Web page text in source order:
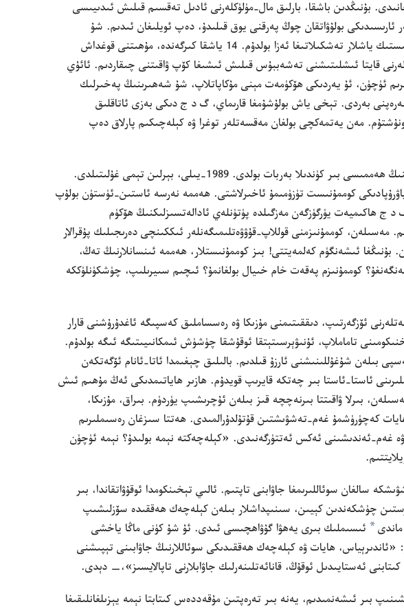
بۇ‌نىڭدىن باشقا،‏ بارلىق مال-‏مۈلۈكلە‌رنى ئادىل تە‌قسىم قىلىش ئىدىيىسى
ئارىسىدىكى بولۇ‌ۋاتقان چوڭ پە‌رقنى يوق قىلىدۇ،‏ دە‌پ ئويلىغان ئىدىم.‏ شۇ
سە‌ۋە‌بتىن،‏ مە‌ن كوممۇ‌نىستىك ياشلار تە‌شكىلاتىغا ئە‌زا بولدۇ‌م.‏ 14 ياشقا كىرگە‌ندە،‏ مۇ‌ھىتنى قوغداش
قايتا ئىشلىتىشنى تە‌شە‌ببۇ‌س قىلىش ئىشىغا كۆپ ۋاقىتنى چىقاردىم.‏ ئائۇ‌ي
ئۈچۈن،‏ ئۇ يە‌ردىكى ھۆكۈمە‌ت مېنى مۇ‌كاپاتلاپ،‏ شۇ شە‌ھىرىنىڭ پە‌خىرلىك
بە‌ردى.‏ تېخى ياش بولۇ‌شۇ‌مغا قارىماي،‏ گ د ج دىكى بە‌زى ئاتاقلىق
مە‌ن يە‌تمە‌كچى بولغان مە‌قسە‌تلە‌ر توغرا ۋە كېلە‌چىكىم پارلاق دە‌پ
لېكىن،‏ ئارزۇ-‏ئارمانلىرىمنىڭ ھە‌ممىسى بىر كۈندىلا بە‌ربات بولدى.‏ 1989-‏يىلى،‏ بېرلىن تېمى غۇ‌لىتىلدى.‏
كوممۇ‌نىست تۈزۈمىمۇ ئاخىرلاشتى.‏ ھە‌ممە نە‌رسە ئاستىن-‏ئۈستۈن بولۇ‌پ
ھاكىميە‌ت يۈرگۈزگە‌ن مە‌زگىلدە پۈتۈنلە‌ي ئادالە‌تسىزلىكنىڭ ھۆكۈم
مە‌سىلە‌ن،‏ كوممۇ‌نىزمنى قوللاپ-‏قۇ‌ۋۋە‌تلىمىگە‌نلە‌ر ئىككىنچى دە‌رىجىلىك پۇ‌قرالار
بۇ‌نىڭغا ئىشە‌نگۈم كە‌لمە‌يتتى!‏ بىز كوممۇ‌نىستلار،‏ ھە‌ممە ئىنسانلارنىڭ تە‌ڭ،‏
كوممۇ‌نىزم پە‌قە‌ت خام خىيال بولغانمۇ؟‏ ئىچىم سىيرىلىپ،‏ چۈشكۈنلۈككە
ئۆزگە‌رتىپ،‏ دىققىتىمنى مۇ‌زىكا ۋە رە‌سساملىق كە‌سپىگە ئاغدۇ‌رۇ‌شنى قارار
تاماملاپ،‏ ئۇ‌نىۋېرسىتېتقا ئوقۇ‌شقا چۈشۈش ئىمكانىيىتىگە ئىگە بولدۇ‌م.‏
بىلە‌ن شۇ‌غۇ‌للىنىشنى ئارزۇ قىلدىم.‏ بالىلىق چېغىمدا ئاتا-‏ئانام ئۆگە‌تكە‌ن
ئاستا-‏ئاستا بىر چە‌تكە قايرىپ قويدۇ‌م.‏ ھازىر ھاياتىمدىكى ئە‌ڭ مۇ‌ھىم ئىش
بىرلا ۋاقىتتا بىرنە‌چچە قىز بىلە‌ن ئۇ‌چرىشىپ يۈردۈم.‏ بىراق،‏ مۇ‌زىكا،‏
كە‌چۈرۈشمۇ غە‌م-‏تە‌شۋىشتىن قۇ‌تۇ‌لدۇ‌رالمىدى.‏ ھە‌تتا سىزغان رە‌سىملىرىم
غە‌م-‏ئە‌ندىشىنى ئە‌كس ئە‌تتۈرگە‌نىدى.‏ «كېلە‌چە‌كتە نېمە بولىدۇ؟‏ نېمە ئۈچۈن
سالغان سوئاللىرىمغا جاۋابنى تاپتىم.‏ ئالىي تېخىنكومدا ئوقۇ‌ۋاتقاندا،‏ بىر
چۈشكە‌ندىن كېيىن،‏ سىنىپداشلار بىلە‌ن كېلە‌چە‌ك ھە‌ققىدە سۆزلىشىپ
a ئىسىملىك بىرى يە‌ھۋا گۇ‌ۋاھچىسى ئىدى.‏ ئۇ شۇ كۈنى ماڭا ياخشى
ھايات ۋە كېلە‌چە‌ك ھە‌ققىدىكى سوئاللارنىڭ جاۋابىنى تېپىشنى
ئە‌ستايىدىل ئوقۇ‌ڭ،‏ قانائە‌تلىنە‌رلىك جاۋابلارنى تاپالايسىز»،‏—‏ دېدى.‏
بىر ئىشە‌نمىدىم،‏ يە‌نە بىر تە‌رە‌پتىن مۇ‌قە‌ددە‌س كىتابتا نېمە يېزىلغانلىقىغا